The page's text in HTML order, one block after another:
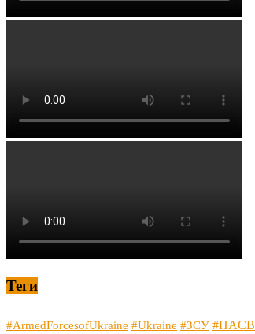
Теги
#ArmedForcesofUkraine #Ukraine #ЗСУ #НАЄВ